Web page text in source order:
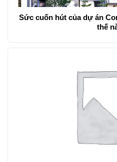
Sức cuốn hút của dự án
thế